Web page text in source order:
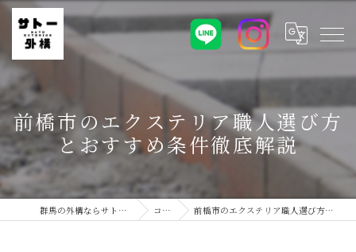
前橋市のエクステリア職人選び方
とおすすめ条件徹底解説
群馬の外構ならサトー外構株式会社 コラム 前橋市のエクステリア職人選び方とおすすめ条件徹底解説